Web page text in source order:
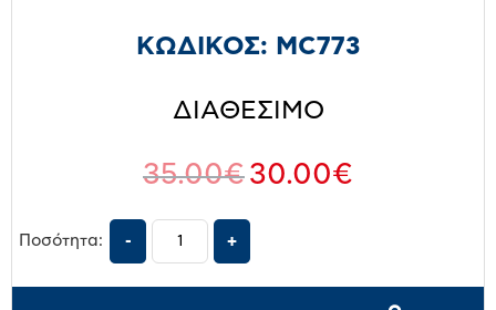
ΚΩΔΙΚΟΣ: MC773
ΔΙΑΘΕΣΙΜΟ
35.00€30.00€
Ποσότητα: